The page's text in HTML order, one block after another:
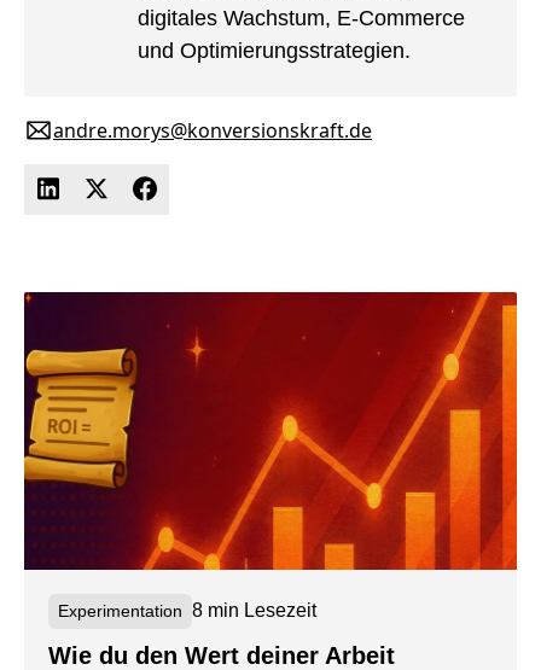
digitales Wachstum, E-Commerce
und Optimierungsstrategien.
andre.morys@konversionskraft.de
Experimentation 8 min Lesezeit
Wie du den Wert deiner Arbeit